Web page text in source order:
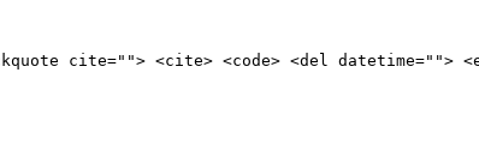
cite=""> <cite> <code> <del datetime="">